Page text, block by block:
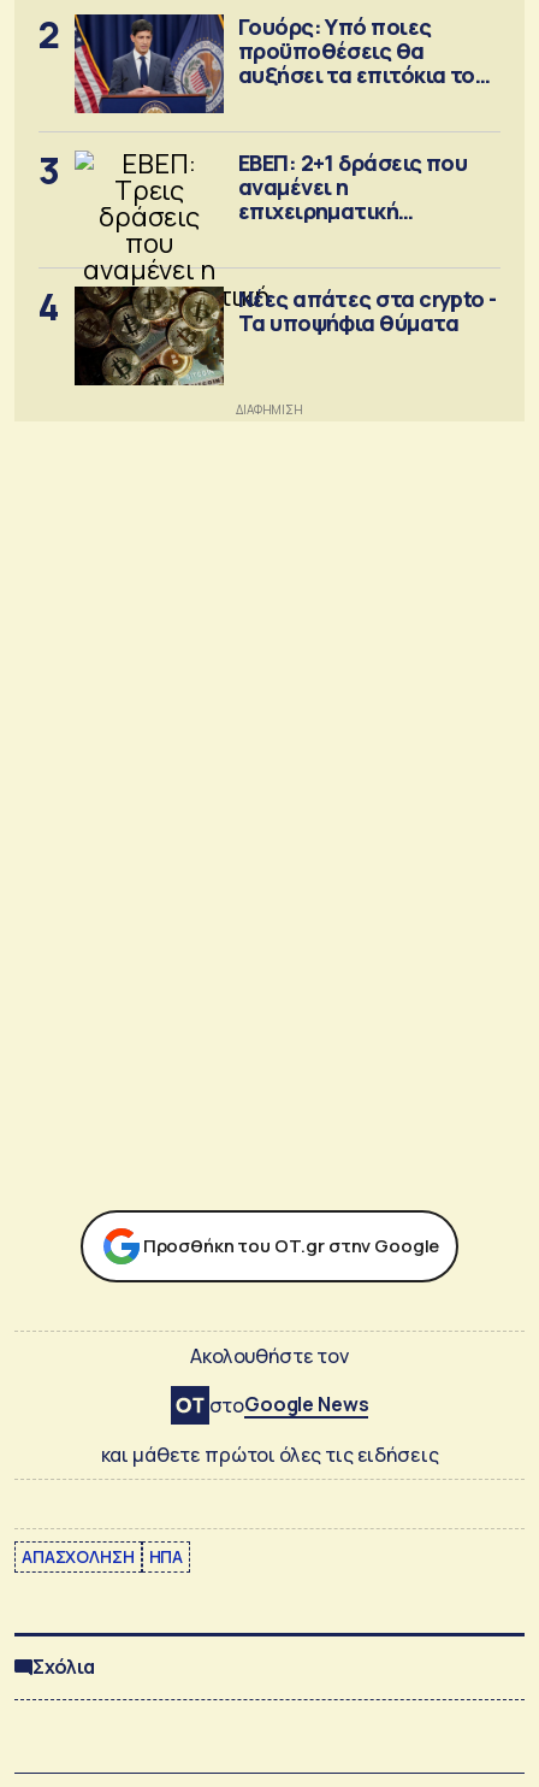
2
Γουόρς: Υπό ποιες
προϋποθέσεις θα
αυξήσει τα επιτόκια τον
3
ΕΒΕΠ: 2+1 δράσεις που
αναμένει η
επιχειρηματική
4
Νέες απάτες στα crypto -
Τα υποψήφια θύματα
Προσθήκη του ΟΤ.gr στην Google
Ακολουθήστε τον
στοGoogle News
και μάθετε πρώτοι όλες τις ειδήσεις
ΑΠΑΣΧΟΛΗΣΗ ΗΠΑ
Σχόλια